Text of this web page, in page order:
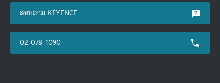
สอบถาม KEYENCE
02-078-1090